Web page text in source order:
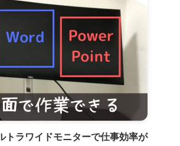
トラワイドモニターで仕事効率が